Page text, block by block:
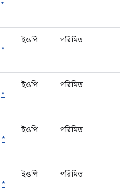
*
*
ইওপি পরিমিত
*
ইওপি পরিমিত
*
ইওপি পরিমিত
*
ইওপি পরিমিত